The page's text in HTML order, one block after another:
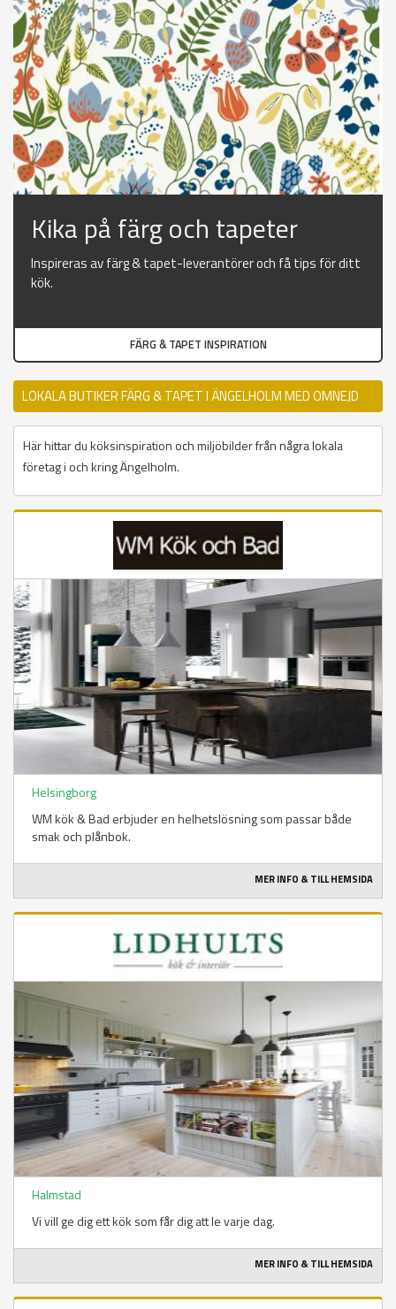
Kika på färg och tapeter
Inspireras av färg & tapet-leverantörer och få tips för ditt
kök.
FÄRG & TAPET INSPIRATION
LOKALA BUTIKER FÄRG & TAPET I ÄNGELHOLM MED OMNEJD
Här hittar du köksinspiration och miljöbilder från några lokala
företag i och kring Ängelholm.
Helsingborg
WM kök & Bad erbjuder en helhetslösning som passar både
smak och plånbok.
MER INFO & TILL HEMSIDA
Halmstad
Vi vill ge dig ett kök som får dig att le varje dag.
MER INFO & TILL HEMSIDA